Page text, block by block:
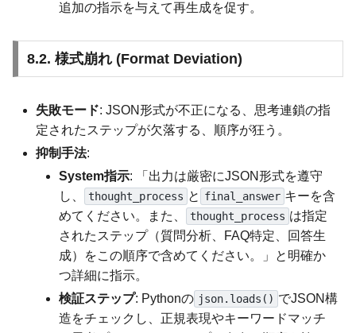
追加の指示を与えて再生成を促す。
8.2. 様式崩れ (Format Deviation)
失敗モード: JSON形式が不正になる、思考連鎖の指
定されたステップが欠落する、順序が狂う。
抑制手法:
System指示: 「出力は厳密にJSON形式を遵守
し、
thought_process と final_answer キーを含
めてください。また、
thought_process は指定
されたステップ（質問分析、FAQ特定、回答生
成）をこの順序で含めてください。」と明確か
つ詳細に指示。
検証ステップ: Pythonの json.loads() でJSON構
造をチェックし、正規表現やキーワードマッチ